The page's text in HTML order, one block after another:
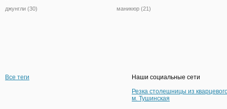
джунгли (30)
маникюр (21)
Все теги
Наши социальные сети
Резка столешницы из
м. Тушинская